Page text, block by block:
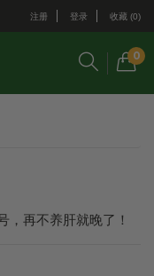
注册 登录 收藏 (0)
0
，再不养肝就晚了！